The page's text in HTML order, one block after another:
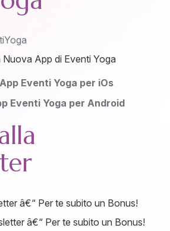
Nuova App di Eventi Yoga
Eventi Yoga per iOs
Eventi Yoga per Android
â€“ Per te subito un Bonus!